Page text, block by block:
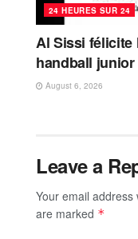
24 HEURES SUR 24
Al Sissi félicite
handball junior
August 6, 2026
Leave a
Your email address
are marked *